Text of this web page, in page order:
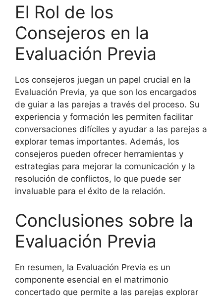
El Rol de los
Consejeros en la
Evaluación Previa
Los consejeros juegan un papel crucial en la
Evaluación Previa, ya que son los encargados
de guiar a las parejas a través del proceso. Su
experiencia y formación les permiten facilitar
conversaciones difíciles y ayudar a las parejas a
explorar temas importantes. Además, los
consejeros pueden ofrecer herramientas y
estrategias para mejorar la comunicación y la
resolución de conflictos, lo que puede ser
invaluable para el éxito de la relación.
Conclusiones sobre la
Evaluación Previa
En resumen, la Evaluación Previa es un
componente esencial en el matrimonio
concertado que permite a las parejas explorar